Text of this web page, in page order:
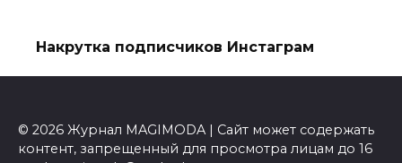
Накрутка подписчиков Инстаграм
© 2026 Журнал MAGIMODA | Сайт может содержать
контент, запрещенный для просмотра лицам до 16